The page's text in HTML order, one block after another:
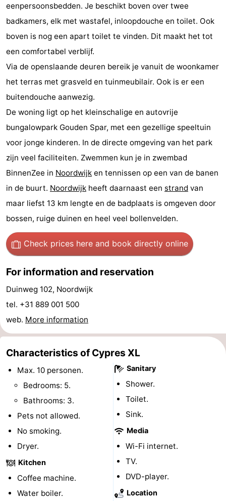
do
Museums
-
Monuments
Observation
Attractions
Boat
Trips
-
Playgrounds
Indoor
playgrounds
-
Experiences
Wellness
centers
Villages
&
Cities
Nature
Sports
-
pools
Cycling
-
Hiking
-
riding
Golf
Sportfishing
Food
Beverages
Practical
eenpersoonsbedden. Je beschikt boven over twee
badkamers, elk met wastafel, inloopdouche en toilet. Ook
boven is nog een apart toilet te vinden. Dit maakt het tot
een comfortabel verblijf.
Via de openslaande deuren bereik je vanuit de woonkamer
het terras met grasveld en tuinmeubilair. Ook is er een
buitendouche aanwezig.
De woning ligt op het kleinschalige en autovrije
bungalowpark Gouden Spar, met een gezellige speeltuin
voor jonge kinderen. In de directe omgeving van het park
zijn veel faciliteiten. Zwemmen kun je in zwembad
BinnenZee in Noordwijk en tennissen op een van de banen
in de buurt. Noordwijk heeft daarnaast een strand van
maar liefst 13 km lengte en de badplaats is omgeven door
bossen, ruige duinen en heel veel bollenvelden.
Check prices here and book directly online
For information and reservation
Duinweg 102, Noordwijk
tel. +31 889 001 500
web. More information
Characteristics of Cypres XL
Max. 10 personen.
Bedrooms: 5.
Bathrooms: 3.
Pets not allowed.
No smoking.
Dryer.
Kitchen
Coffee machine.
Water boiler.
Sanitary
Shower.
Toilet.
Sink.
Media
Wi-Fi internet.
TV.
DVD-player.
Location